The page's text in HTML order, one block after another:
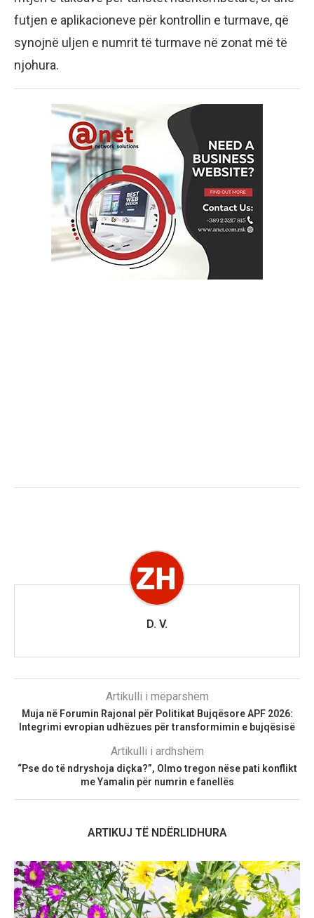
futjen e aplikacioneve për kontrollin e turmave, që
synojnë uljen e numrit të turmave në zonat më të
njohura.
D. V.
Artikulli i mëparshëm
Muja në Forumin Rajonal për Politikat Bujqësore APF 2026:
Integrimi evropian udhëzues për transformimin e bujqësisë
Artikulli i ardhshëm
“Pse do të ndryshoja diçka?”, Olmo tregon nëse pati konflikt
me Yamalin për numrin e fanellës
ARTIKUJ TË NDËRLIDHURA